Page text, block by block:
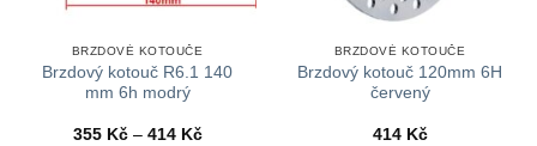
BRZDOVÉ KOTOUČE
Brzdový kotouč R6.1 140
mm 6h modrý
355 Kč – 414 KčRozpětí
BRZDOVÉ KOTOUČE
Brzdový kotouč 120mm 6H
červený
414 Kč